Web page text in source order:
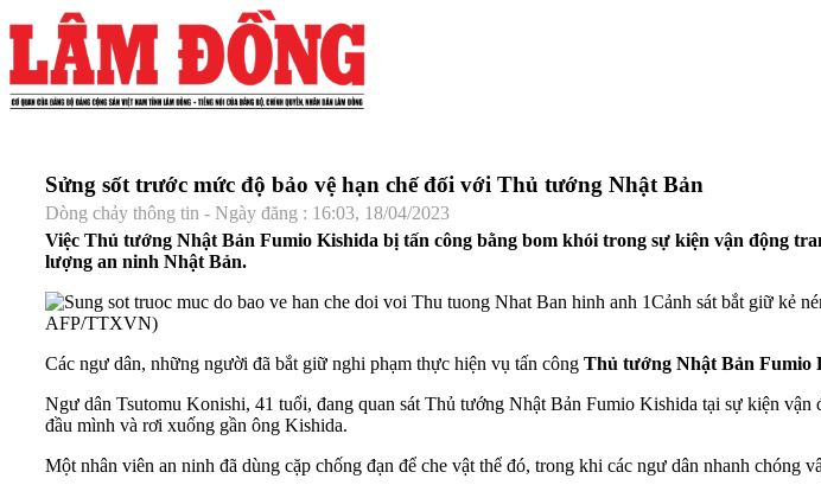
Sửng sốt trước mức độ bảo vệ hạn chế đối với Thủ tướng Nhật Bản
Dòng chảy thông tin - Ngày đăng : 16:03, 18/04/2023
Việc Thủ tướng Nhật Bản Fumio Kishida bị tấn công bằng bom khói trong sự kiện vận động
lượng an ninh Nhật Bản.
Cảnh sát bắt giữ kẻ
AFP/TTXVN)
Các ngư dân, những người đã bắt giữ nghi phạm thực hiện vụ tấn công Thủ tướng Nhật Bản Fumio
Ngư dân Tsutomu Konishi, 41 tuổi, đang quan sát Thủ tướng Nhật Bản Fumio Kishida tại sự kiện
đầu mình và rơi xuống gần ông Kishida.
Một nhân viên an ninh đã dùng cặp chống đạn để che vật thể đó, trong khi các ngư dân nhanh chóng